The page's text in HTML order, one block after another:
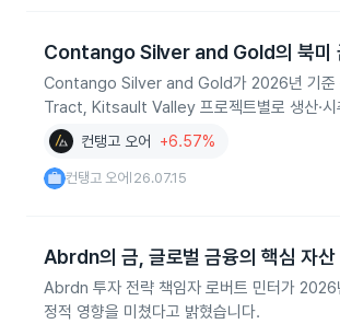
Contango Silver and Gold의 북미
Contango Silver and Gold가 2026년 기준
Tract, Kitsault Valley 프로젝트별로 생산·시
컨탱고 오어 +6.57%
컨탱고 오어 26.07.15
Abrdn의 금, 글로벌 금융의 핵심 자산
Abrdn 투자 전략 책임자 로버트 민터가 2026
정적 영향을 미쳤다고 밝혔습니다.